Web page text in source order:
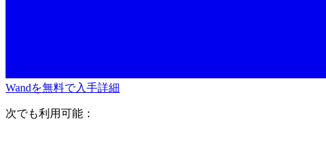
Wandを無料で入手詳細
次でも利用可能：